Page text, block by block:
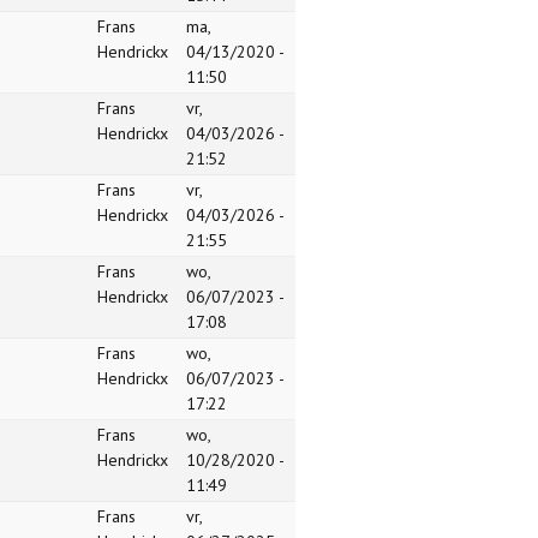
Frans
Hendrickx
ma,
04/13/2020 -
11:50
Frans
Hendrickx
vr,
04/03/2026 -
21:52
Frans
Hendrickx
vr,
04/03/2026 -
21:55
Frans
Hendrickx
wo,
06/07/2023 -
17:08
Frans
Hendrickx
wo,
06/07/2023 -
17:22
Frans
Hendrickx
wo,
10/28/2020 -
11:49
Frans
vr,